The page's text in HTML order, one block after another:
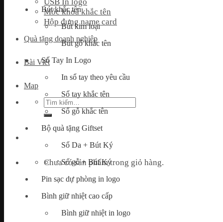
Móc khoá khắc tên
Hộp đựng name card
Quà tặng doanh nghiệp
Bài Viết
Map
Tìm
kiếm:
Chưa có sản phẩm trong giỏ hàng.
Bút khắc tên
Bút kim loại
Bút gỗ khắc tên
Sổ Tay In Logo
In sổ tay theo yêu cầu
Sổ tay khắc tên
Sổ gỗ khắc tên
Bộ quà tặng Giftset
Sổ Da + Bút Ký
Sổ gỗ + Bút Ký
Pin sạc dự phòng in logo
Bình giữ nhiệt cao cấp
Bình giữ nhiệt in logo